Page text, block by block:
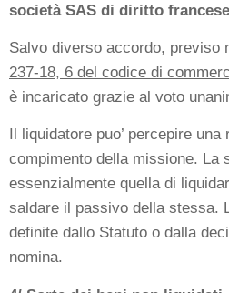
società SAS di diritto francese
Salvo diverso accordo, previso
237-18, 6 del codice di
è incaricato grazie al voto
Il liquidatore puo’ percepire
compimento della missione. La
essenzialmente quella di
saldare il passivo della stessa.
definite dallo Statuto o dalla
nomina.